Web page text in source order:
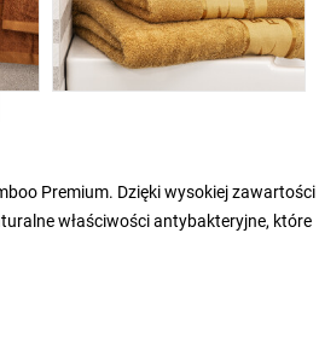
Premium. Dzięki wysokiej zawartości
właściwości antybakteryjne, które
elegancki, neutralny kolor i stylowa